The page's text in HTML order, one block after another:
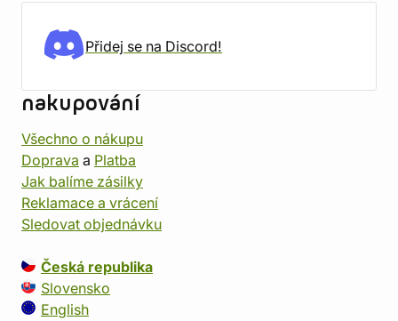
Přidej se na Discord!
nakupování
Všechno o nákupu
Doprava a Platba
Jak balíme zásilky
Reklamace a vrácení
Sledovat objednávku
Česká republika
Slovensko
English